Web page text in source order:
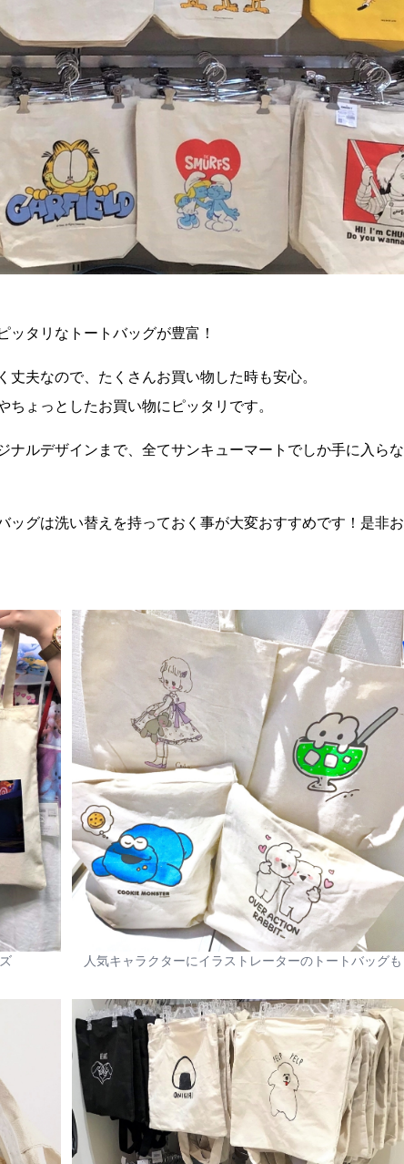
タリなトートバッグが豊富！
夫なので、たくさんお買い物した時も安心。
ょっとしたお買い物にピッタリです。
ナルデザインまで、全てサンキューマートでしか手に入らな
グは 洗い替えを持っておく事が大変おすすめです！是非お
人気キャラクターにイラストレーターのトートバッグも